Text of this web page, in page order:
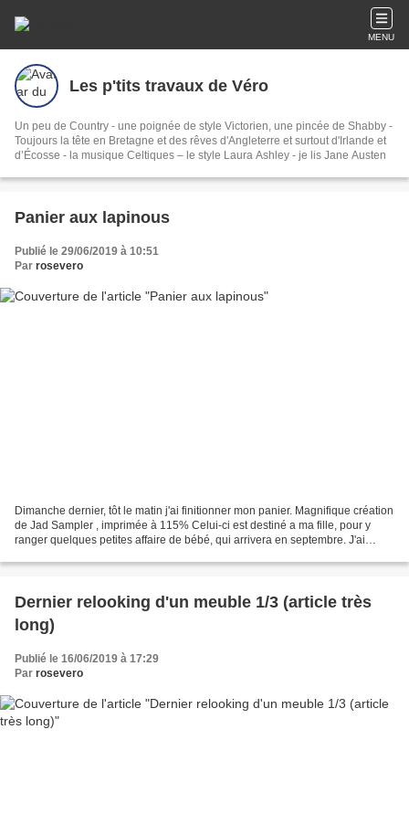
MENU
Les p'tits travaux de Véro
Un peu de Country - une poignée de style Victorien, une pincée de Shabby -
Toujours la tête en Bretagne et des rêves d'Angleterre et surtout d'Irlande et
d’Écosse - la musique Celtiques – le style Laura Ashley - je lis Jane Austen
Panier aux lapinous
Publié le 29/06/2019 à 10:51
Par rosevero
Dimanche dernier, tôt le matin j'ai finitionner mon panier. Magnifique création
de Jad Sampler , imprimée à 115% Celui-ci est destiné a ma fille, pour y
ranger quelques petites affaire de bébé, qui arrivera en septembre. J'ai
Dernier relooking d'un meuble 1/3 (article très
long)
Publié le 16/06/2019 à 17:29
Par rosevero